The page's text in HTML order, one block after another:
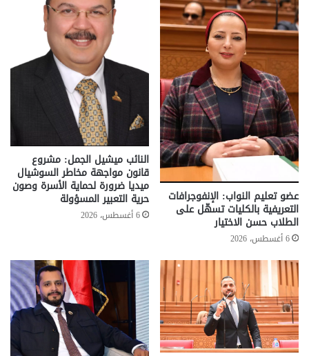
عضو تعليم النواب: الإنفوجرافات
التعريفية بالكليات تسهّل على
الطلاب حسن الاختيار
6 أغسطس، 2026
النائب ميشيل الجمل: مشروع
قانون مواجهة مخاطر السوشيال
ميديا ضرورة لحماية الأسرة وصون
حرية التعبير المسؤولة
6 أغسطس، 2026